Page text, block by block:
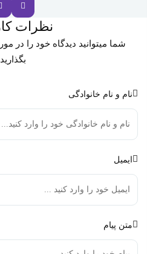
نظرات
شما میتوانید دیدگاه خود را در
نام و نام خانوادگی
ایمیل
متن پیام